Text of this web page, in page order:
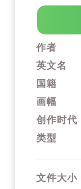
作者
英文名
国籍
画幅
创作时代
类型
文件大小